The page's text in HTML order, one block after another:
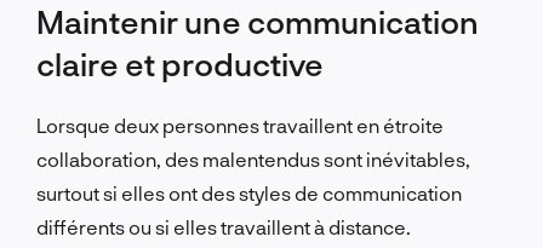
Maintenir une communication
claire et productive
Lorsque deux personnes travaillent en étroite
collaboration, des malentendus sont inévitables,
surtout si elles ont des styles de communication
différents ou si elles travaillent à distance.